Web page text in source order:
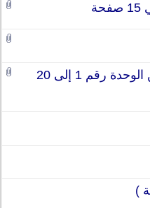
تجميع معلومات السلايدات من الوحدة رقم 1 إلى 20